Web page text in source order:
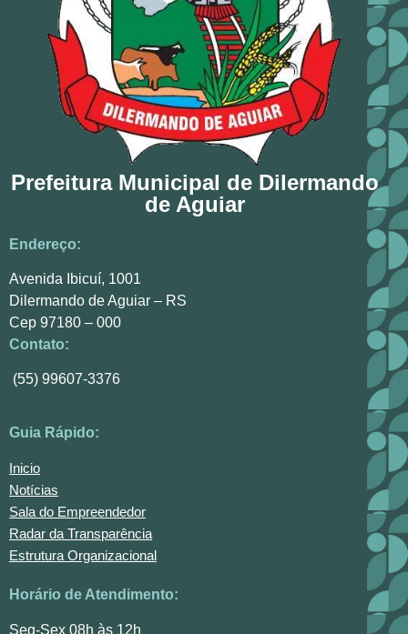
Prefeitura Municipal de Dilermando
de Aguiar
Endereço:
Avenida Ibicuí, 1001
Dilermando de Aguiar – RS
Cep 97180 – 000
Contato:
(55) 99607-3376
Guia Rápido:
Inicio
Notícias
Sala do Empreendedor
Radar da Transparência
Estrutura Organizacional
Horário de Atendimento:
Seg-Sex 08h às 12h